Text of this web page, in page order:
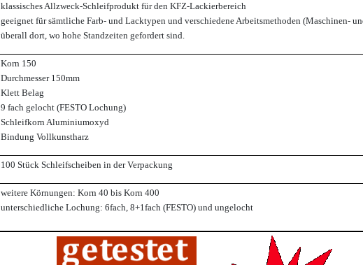
klassisches Allzweck-Schleifprodukt für den KFZ-Lackierbereich
geeignet für sämtliche Farb- und Lacktypen und verschiedene Arbeitsmethoden (Maschinen-
überall dort, wo hohe Standzeiten gefordert sind.
Korn 150
Durchmesser 150mm
Klett Belag
9 fach gelocht (FESTO Lochung)
Schleifkorn Aluminiumoxyd
Bindung Vollkunstharz
100 Stück Schleifscheiben in der Verpackung
weitere Körnungen: Korn 40 bis Korn 400
unterschiedliche Lochung: 6fach, 8+1fach (FESTO) und ungelocht